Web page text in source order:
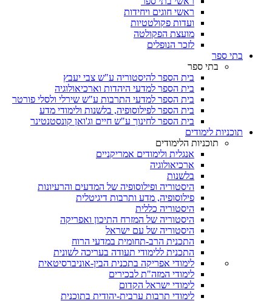
ראשי חוגים ויחידות
ועדות פקולטטיות
מועצת הפקולטה
לזכר הנופלים
בתי ספר
בתי ספר
בית הספר להיסטוריה ע"ש צבי יעבץ
בית הספר למדעי היהדות וארכיאולוגיה
בית הספר למדעי התרבות ע"ש שירלי ולסלי פורטר
בית הספר לפילוסופיה, בלשנות ולימודי מדע
בית הספר לחינוך ע"ש חיים וג'ואן קונסטנטינר
תוכניות לימודים
תוכניות הלימודים
אנגלית ולימודים אמריקניים
ארכיאולוגיה
בלשנות
היסטוריה ופילוסופיה של המדעים והרעיונות
פילוסופיה, מדע ותרבות דיגיטלית
היסטוריה כללית
היסטוריה של המזרח התיכון ואפריקה
היסטוריה של עם ישראל
התכנית הרב-תחומית במדעי הרוח
התכנית ללימודי תעודה בעריכה לשונית
לימודי אפריקה בתכנית הבין-אוניברסיטאית
לימודי המזה"ת לבכירים
לימודי ישראל הקדום
לימודי תרבות ערבית-יהודית בתוכנית